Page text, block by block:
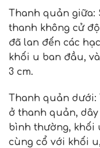
Thanh quản giữa:
thanh không cử
đã lan đến các
khối u ban đầu,
3 cm.
Thanh quản dưới:
ở thanh quản,
bình thường, khối
cùng cổ với khối